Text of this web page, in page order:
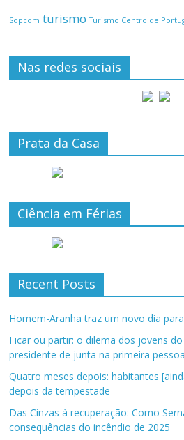
Sopcom turismo Turismo Centro de
Nas redes sociais
Prata da Casa
Ciência em Férias
Recent Posts
Homem-Aranha traz um novo dia
Ficar ou partir: o dilema dos jovens
presidente de junta na primeira pessoa
Quatro meses depois: habitantes
depois da tempestade
Das Cinzas à recuperação: Como
consequências do incêndio de 2025